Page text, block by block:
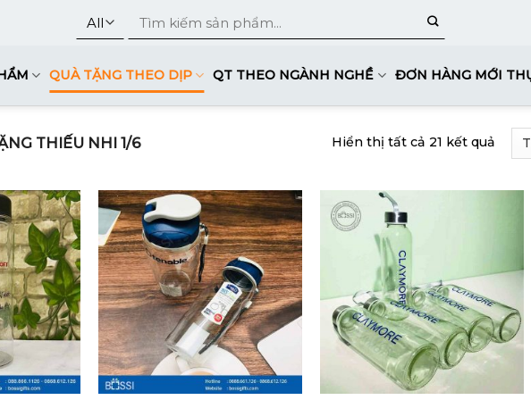
QUÀ TẶNG THEO DỊP QT THEO NGÀNH NGHỀ ĐƠN HÀNG MỚI
THIẾU NHI 1/6 Hiển thị tất cả 21 kết quả